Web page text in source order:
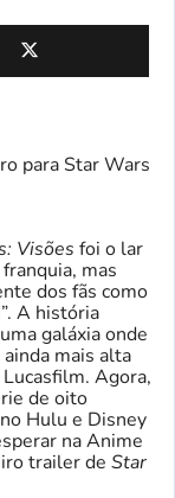
Visões foi o lar
mas
dos fãs como
A história
galáxia onde
mais alta
Agora,
de oito
Hulu e Disney
na Anime
trailer de Star